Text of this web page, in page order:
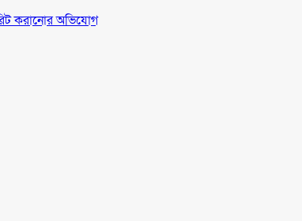
রিট করানোর অভিযোগ